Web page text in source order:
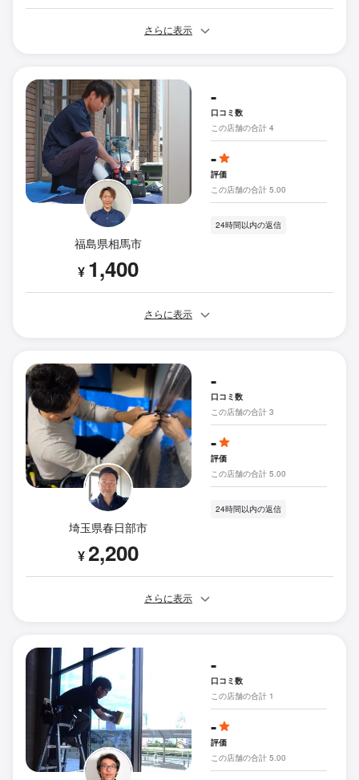
さらに表示
福島県相馬市
¥ 1,400
-
口コミ数
この店舗の合計 4
-
評価
この店舗の合計 5.00
24時間以内の返信
さらに表示
埼玉県春日部市
¥2,200
-
口コミ数
この店舗の合計 3
-
評価
この店舗の合計 5.00
24時間以内の返信
さらに表示
-
口コミ数
この店舗の合計 1
-
評価
この店舗の合計 5.00